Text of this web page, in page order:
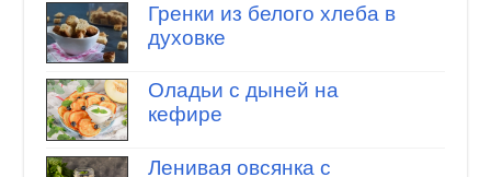
Гренки из белого хлеба в
духовке
Оладьи с дыней на
кефире
Ленивая овсянка с